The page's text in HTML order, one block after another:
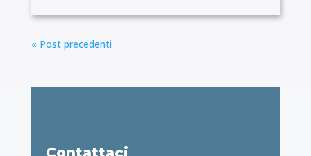
« Post precedenti
Contattaci